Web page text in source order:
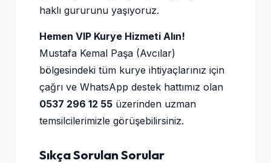
haklı gururunu yaşıyoruz.
Hemen VIP Kurye Hizmeti Alın!
Mustafa Kemal Paşa (Avcılar)
bölgesindeki tüm kurye ihtiyaçlarınız için
çağrı ve WhatsApp destek hattımız olan
0537 296 12 55 üzerinden uzman
temsilcilerimizle görüşebilirsiniz.
Sıkça Sorulan Sorular